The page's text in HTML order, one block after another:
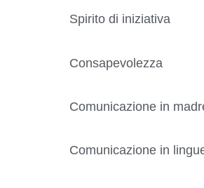
Spirito di iniziativa
Consapevolezza
Comunicazione in
Comunicazione in